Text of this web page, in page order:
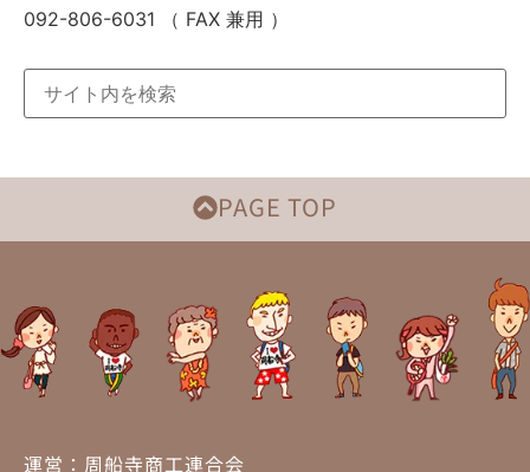
092-806-6031 （ FAX 兼用 ）
PAGE TOP
運営：周船寺商工連合会